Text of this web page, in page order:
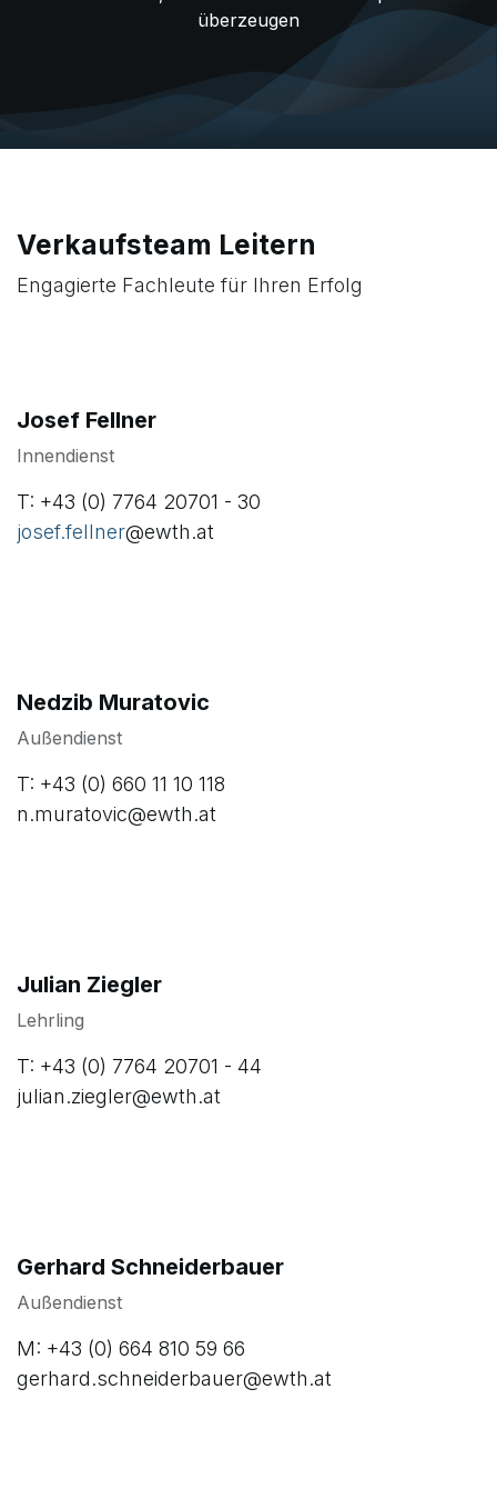
überzeugen
Verkaufsteam Leitern
Engagierte Fachleute für Ihren Erfolg
Josef Fellner
Innendienst
T: +43 (0) 7764 20701 - 30
josef.fellner@ewth.at
Nedzib Muratovic
Außendienst
T: +43 (0) 660 11 10 118
n.muratovic@ewth.at
Julian Ziegler
Lehrling
T: +43 (0) 7764 20701 - 44
julian.ziegler@ewth.at
Gerhard Schneiderbauer
Außendienst
M: +43 (0) 664 810 59 66
gerhard.schneiderbauer@ewth.at